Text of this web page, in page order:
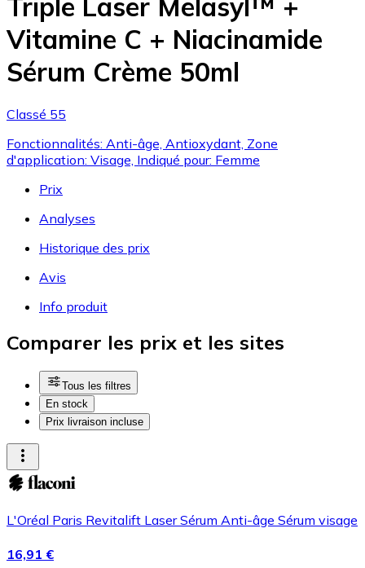
Triple Laser Melasyl™ +
Vitamine C + Niacinamide
Sérum Crème 50ml
Classé 55
Fonctionnalités: Anti-âge, Antioxydant, Zone
d'application: Visage, Indiqué pour: Femme
Prix
Analyses
Historique des prix
Avis
Info produit
Comparer les prix et les sites
Tous les filtres
En stock
Prix livraison incluse
L'Oréal Paris Revitalift Laser Sérum Anti-âge Sérum visage
16,91 €